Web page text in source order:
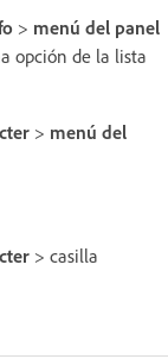
> menú del panel
opción de la lista
> menú del
> casilla